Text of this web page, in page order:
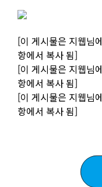
[이 게시물은 지웹님
항에서 복사 됨]
[이 게시물은 지웹님
항에서 복사 됨]
[이 게시물은 지웹님
항에서 복사 됨]